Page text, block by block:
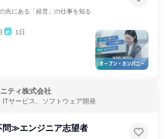
先にある「経営」の仕事を知る
1日
ティ株式会社
ITサービス、ソフトウェア開発
問≫エンジニア志望者